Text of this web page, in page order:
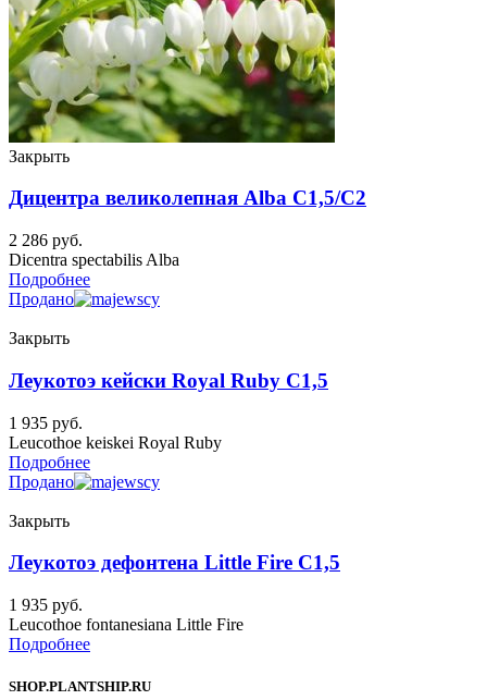
Закрыть
Дицентра великолепная Alba C1,5/C2
2 286 руб.
Dicentra spectabilis Alba
Подробнее
Продано
Закрыть
Леукотоэ кейски Royal Ruby C1,5
1 935 руб.
Leucothoe keiskei Royal Ruby
Подробнее
Продано
Закрыть
Леукотоэ дефонтена Little Fire C1,5
1 935 руб.
Leucothoe fontanesiana Little Fire
Подробнее
SHOP.PLANTSHIP.RU